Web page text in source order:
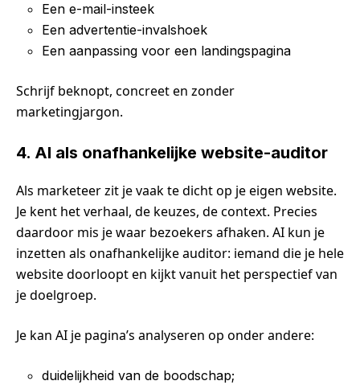
Een e-mail-insteek
Een advertentie-invalshoek
Een aanpassing voor een landingspagina
Schrijf beknopt, concreet en zonder
marketingjargon.
4. AI als onafhankelijke website-auditor
Als marketeer zit je vaak te dicht op je eigen website.
Je kent het verhaal, de keuzes, de context. Precies
daardoor mis je waar bezoekers afhaken. AI kun je
inzetten als onafhankelijke auditor: iemand die je hele
website doorloopt en kijkt vanuit het perspectief van
je doelgroep.
Je kan AI je pagina’s analyseren op onder andere:
duidelijkheid van de boodschap;